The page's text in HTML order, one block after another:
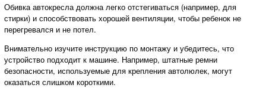
Обивка автокресла должна легко отстегиваться (например, для
стирки) и способствовать хорошей вентиляции, чтобы ребенок не
перегревался и не потел.
Внимательно изучите инструкцию по монтажу и убедитесь, что
устройство подходит к машине. Например, штатные ремни
безопасности, используемые для крепления автолюлек, могут
оказаться слишком короткими.